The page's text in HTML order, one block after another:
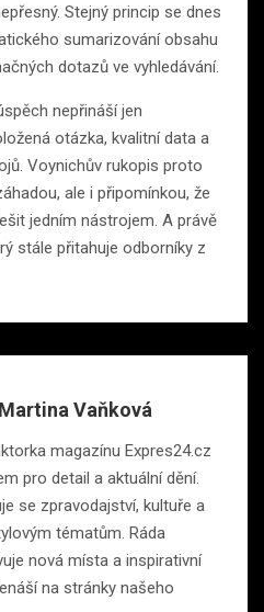
Stejný princip se dnes
sumarizování obsahu
dotazů ve vyhledávání.
nepřináší jen
otázka, kvalitní data a
Voynichův rukopis proto
ale i připomínkou, že
jedním nástrojem. A právě
stále přitahuje odborníky z
Vaňková
magazínu Expres24.cz
pro detail a aktuální dění.
se zpravodajství, kultuře a
tématům. Ráda
nová místa a inspirativní
na stránky našeho